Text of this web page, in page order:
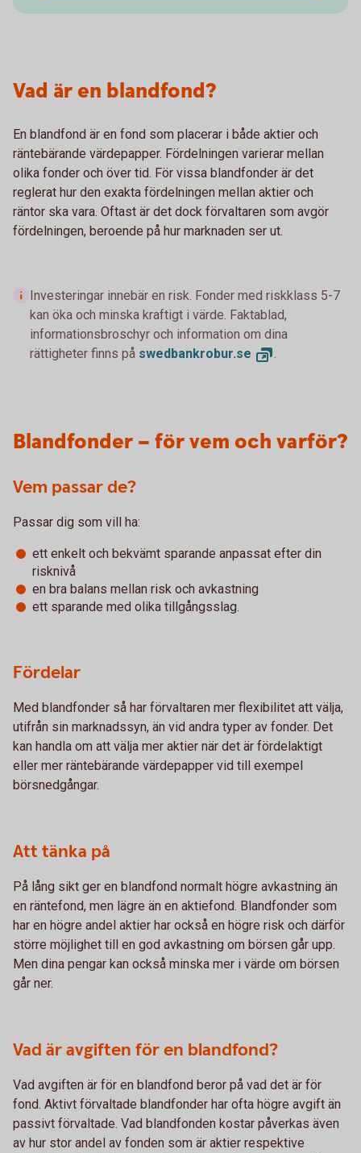
Vad är en blandfond?
En blandfond är en fond som placerar i både aktier och
räntebärande värdepapper. Fördelningen varierar mellan
olika fonder och över tid. För vissa blandfonder är det
reglerat hur den exakta fördelningen mellan aktier och
räntor ska vara. Oftast är det dock förvaltaren som avgör
fördelningen, beroende på hur marknaden ser ut.
Investeringar innebär en risk. Fonder med riskklass 5-7
kan öka och minska kraftigt i värde. Faktablad,
informationsbroschyr och information om dina
rättigheter finns på swedbankrobur.se .
Blandfonder – för vem och varför?
Vem passar de?
Passar dig som vill ha:
ett enkelt och bekvämt sparande anpassat efter din
risknivå
en bra balans mellan risk och avkastning
ett sparande med olika tillgångsslag.
Fördelar
Med blandfonder så har förvaltaren mer flexibilitet att välja,
utifrån sin marknadssyn, än vid andra typer av fonder. Det
kan handla om att välja mer aktier när det är fördelaktigt
eller mer räntebärande värdepapper vid till exempel
börsnedgångar.
Att tänka på
På lång sikt ger en blandfond normalt högre avkastning än
en räntefond, men lägre än en aktiefond. Blandfonder som
har en högre andel aktier har också en högre risk och därför
större möjlighet till en god avkastning om börsen går upp.
Men dina pengar kan också minska mer i värde om börsen
går ner.
Vad är avgiften för en blandfond?
Vad avgiften är för en blandfond beror på vad det är för
fond. Aktivt förvaltade blandfonder har ofta högre avgift än
passivt förvaltade. Vad blandfonden kostar påverkas även
av hur stor andel av fonden som är aktier respektive